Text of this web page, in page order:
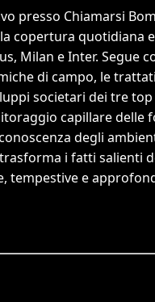
presso Chiamarsi
copertura quotidiana
Milan e Inter. Segue
di campo, le
societari dei tre
capillare delle
degli
i fatti salienti
tempestive e